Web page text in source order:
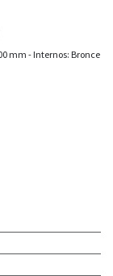
mm - Internos: Bronce